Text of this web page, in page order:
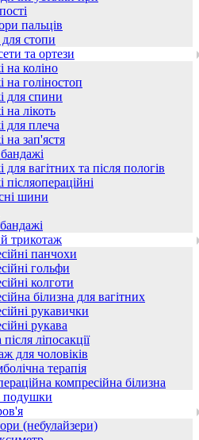
пальців
стопи
та ортези
на коліно
на голіностоп
для спини
на лікоть
для плеча
на зап'ястя
для вагітних та після пологів
післяопераційні
шини
трикотаж
панчохи
гольфи
колготи
білизна для вагітних
рукавички
рукава
ліпосакції
для чоловіків
терапія
компресійна білизна
подушки
(небулайзери)